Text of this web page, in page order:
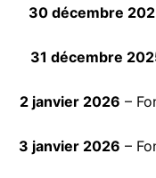
30 décembre
31 décembre
2 janvier 2026 –
3 janvier 2026 –